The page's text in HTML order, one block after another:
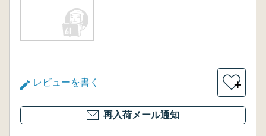
レビューを書く ＋
再入荷メール通知